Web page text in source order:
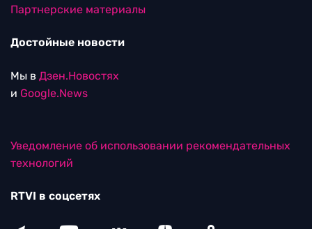
Партнерские материалы
Достойные новости
Мы в Дзен.Новостях
и Google.News
Уведомление об использовании рекомендательных
технологий
RTVI в соцсетях